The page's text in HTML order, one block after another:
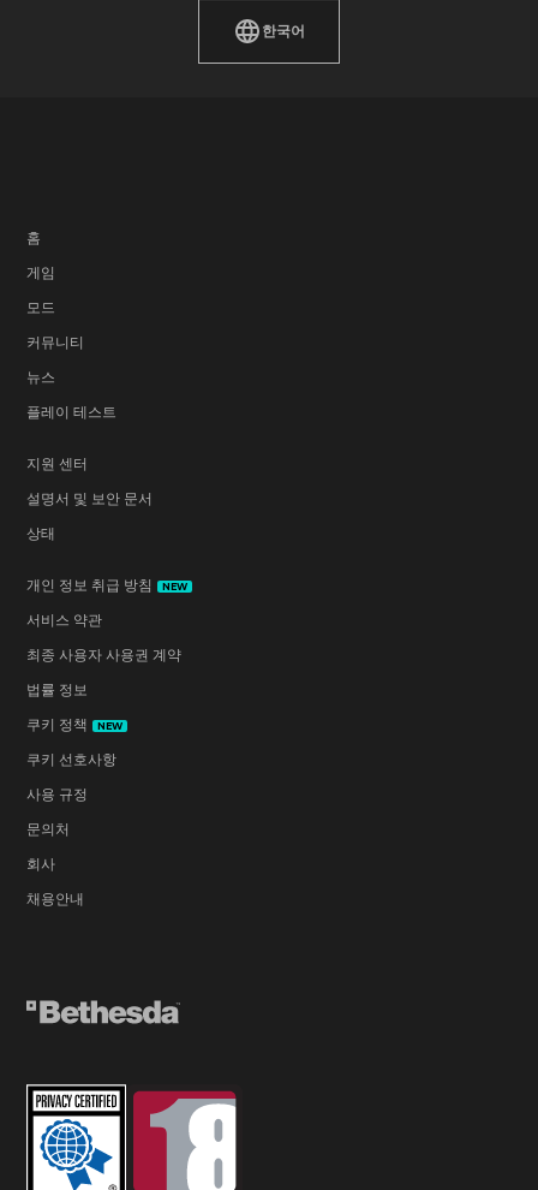
한국어
홈
게임
모드
커뮤니티
뉴스
플레이 테스트
지원 센터
설명서 및 보안 문서
상태
개인 정보 취급 방침 NEW
서비스 약관
최종 사용자 사용권 계약
법률 정보
쿠키 정책
NEW
쿠키 선호사항
사용 규정
문의처
회사
채용안내